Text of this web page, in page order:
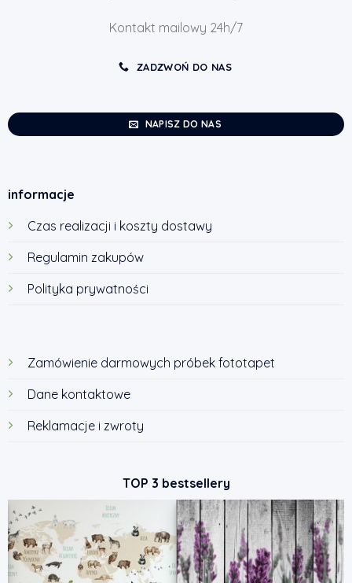
Kontakt mailowy 24h/7
ZADZWOŃ DO NAS
NAPISZ DO NAS
informacje
Czas realizacji i koszty dostawy
Regulamin zakupów
Polityka prywatności
Zamówienie darmowych próbek fototapet
Dane kontaktowe
Reklamacje i zwroty
TOP 3 bestsellery